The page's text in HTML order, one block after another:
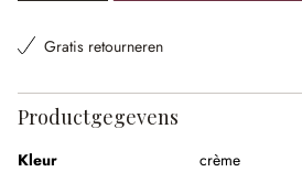
Gratis retourneren
Productgegevens
Kleur crème